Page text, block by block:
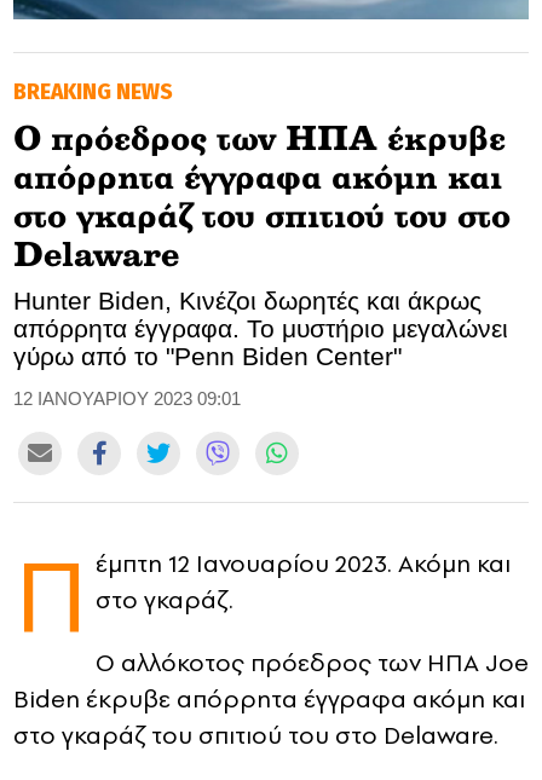
SOOZIE’S FRIENDS
CULTURE
TASTELAND
TECH
HEALTH
MEDIALAND
CONTACT
ΒREAKING NEWS
Ο πρόεδρος των ΗΠΑ έκρυβε
απόρρητα έγγραφα ακόμη και
στο γκαράζ του σπιτιού του στο
Delaware
Hunter Biden, Κινέζοι δωρητές και άκρως
απόρρητα έγγραφα. Το μυστήριο μεγαλώνει
γύρω από το "Penn Biden Center"
12 ΙΑΝΟΥΑΡΙΟΥ 2023 09:01
Π έμπτη 12 Ιανουαρίου 2023. Ακόμη και
στο γκαράζ.
Ο αλλόκοτος πρόεδρος των ΗΠΑ Joe
Biden έκρυβε απόρρητα έγγραφα ακόμη και
στο γκαράζ του σπιτιού του στο Delaware.